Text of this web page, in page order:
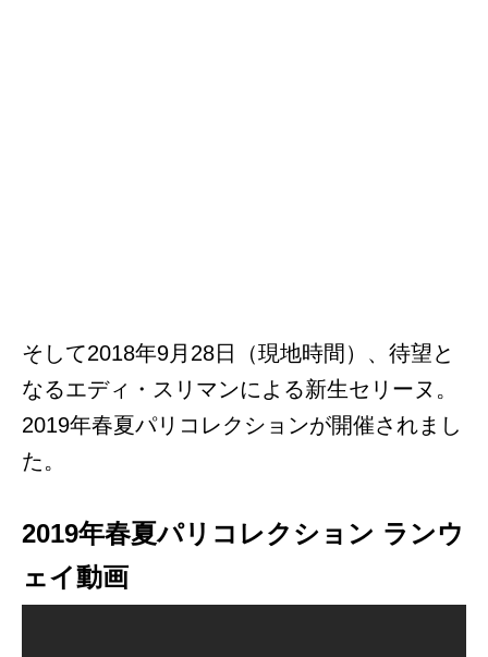
そして2018年9月28日（現地時間）、待望と
なるエディ・スリマンによる新生セリーヌ。
2019年春夏パリコレクションが開催されまし
た。
2019年春夏パリコレクション ランウ
ェイ動画